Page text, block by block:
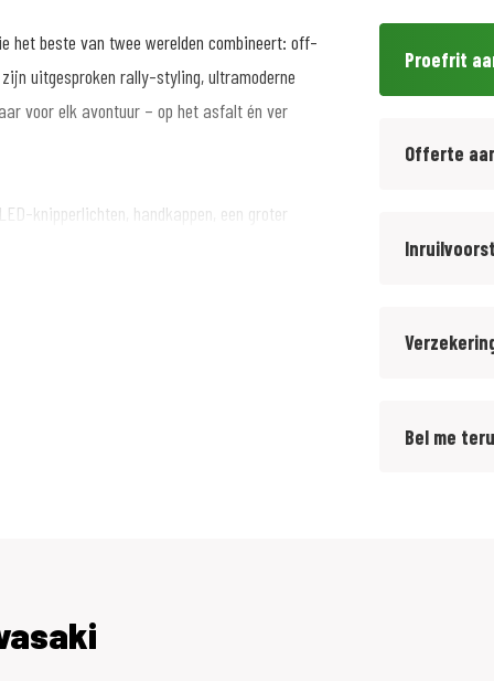
het beste van twee werelden combineert: off-
uitgesproken rally-styling, ultramoderne
voor elk avontuur – op het asfalt én ver
knipperlichten, handkappen, een groter
Suzuki, Vespa en QJMotor.
meer informatie over een voordelige
Proefrit
Offerte
Bel me